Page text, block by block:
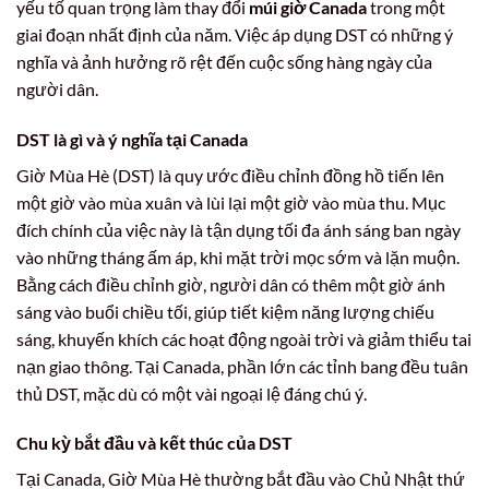
yếu tố quan trọng làm thay đổi múi giờ Canadatrong một
giai đoạn nhất định của năm. Việc áp dụng DST có những ý
nghĩa và ảnh hưởng rõ rệt đến cuộc sống hàng ngày của
người dân.
DST là gì và ý nghĩa tại Canada
Giờ Mùa Hè (DST) là quy ước điều chỉnh đồng hồ tiến lên
một giờ vào mùa xuân và lùi lại một giờ vào mùa thu. Mục
đích chính của việc này là tận dụng tối đa ánh sáng ban ngày
vào những tháng ấm áp, khi mặt trời mọc sớm và lặn muộn.
Bằng cách điều chỉnh giờ, người dân có thêm một giờ ánh
sáng vào buổi chiều tối, giúp tiết kiệm năng lượng chiếu
sáng, khuyến khích các hoạt động ngoài trời và giảm thiểu tai
nạn giao thông. Tại Canada, phần lớn các tỉnh bang đều tuân
thủ DST, mặc dù có một vài ngoại lệ đáng chú ý.
Chu kỳ bắt đầu và kết thúc của DST
Tại Canada, Giờ Mùa Hè thường bắt đầu vào Chủ Nhật thứ